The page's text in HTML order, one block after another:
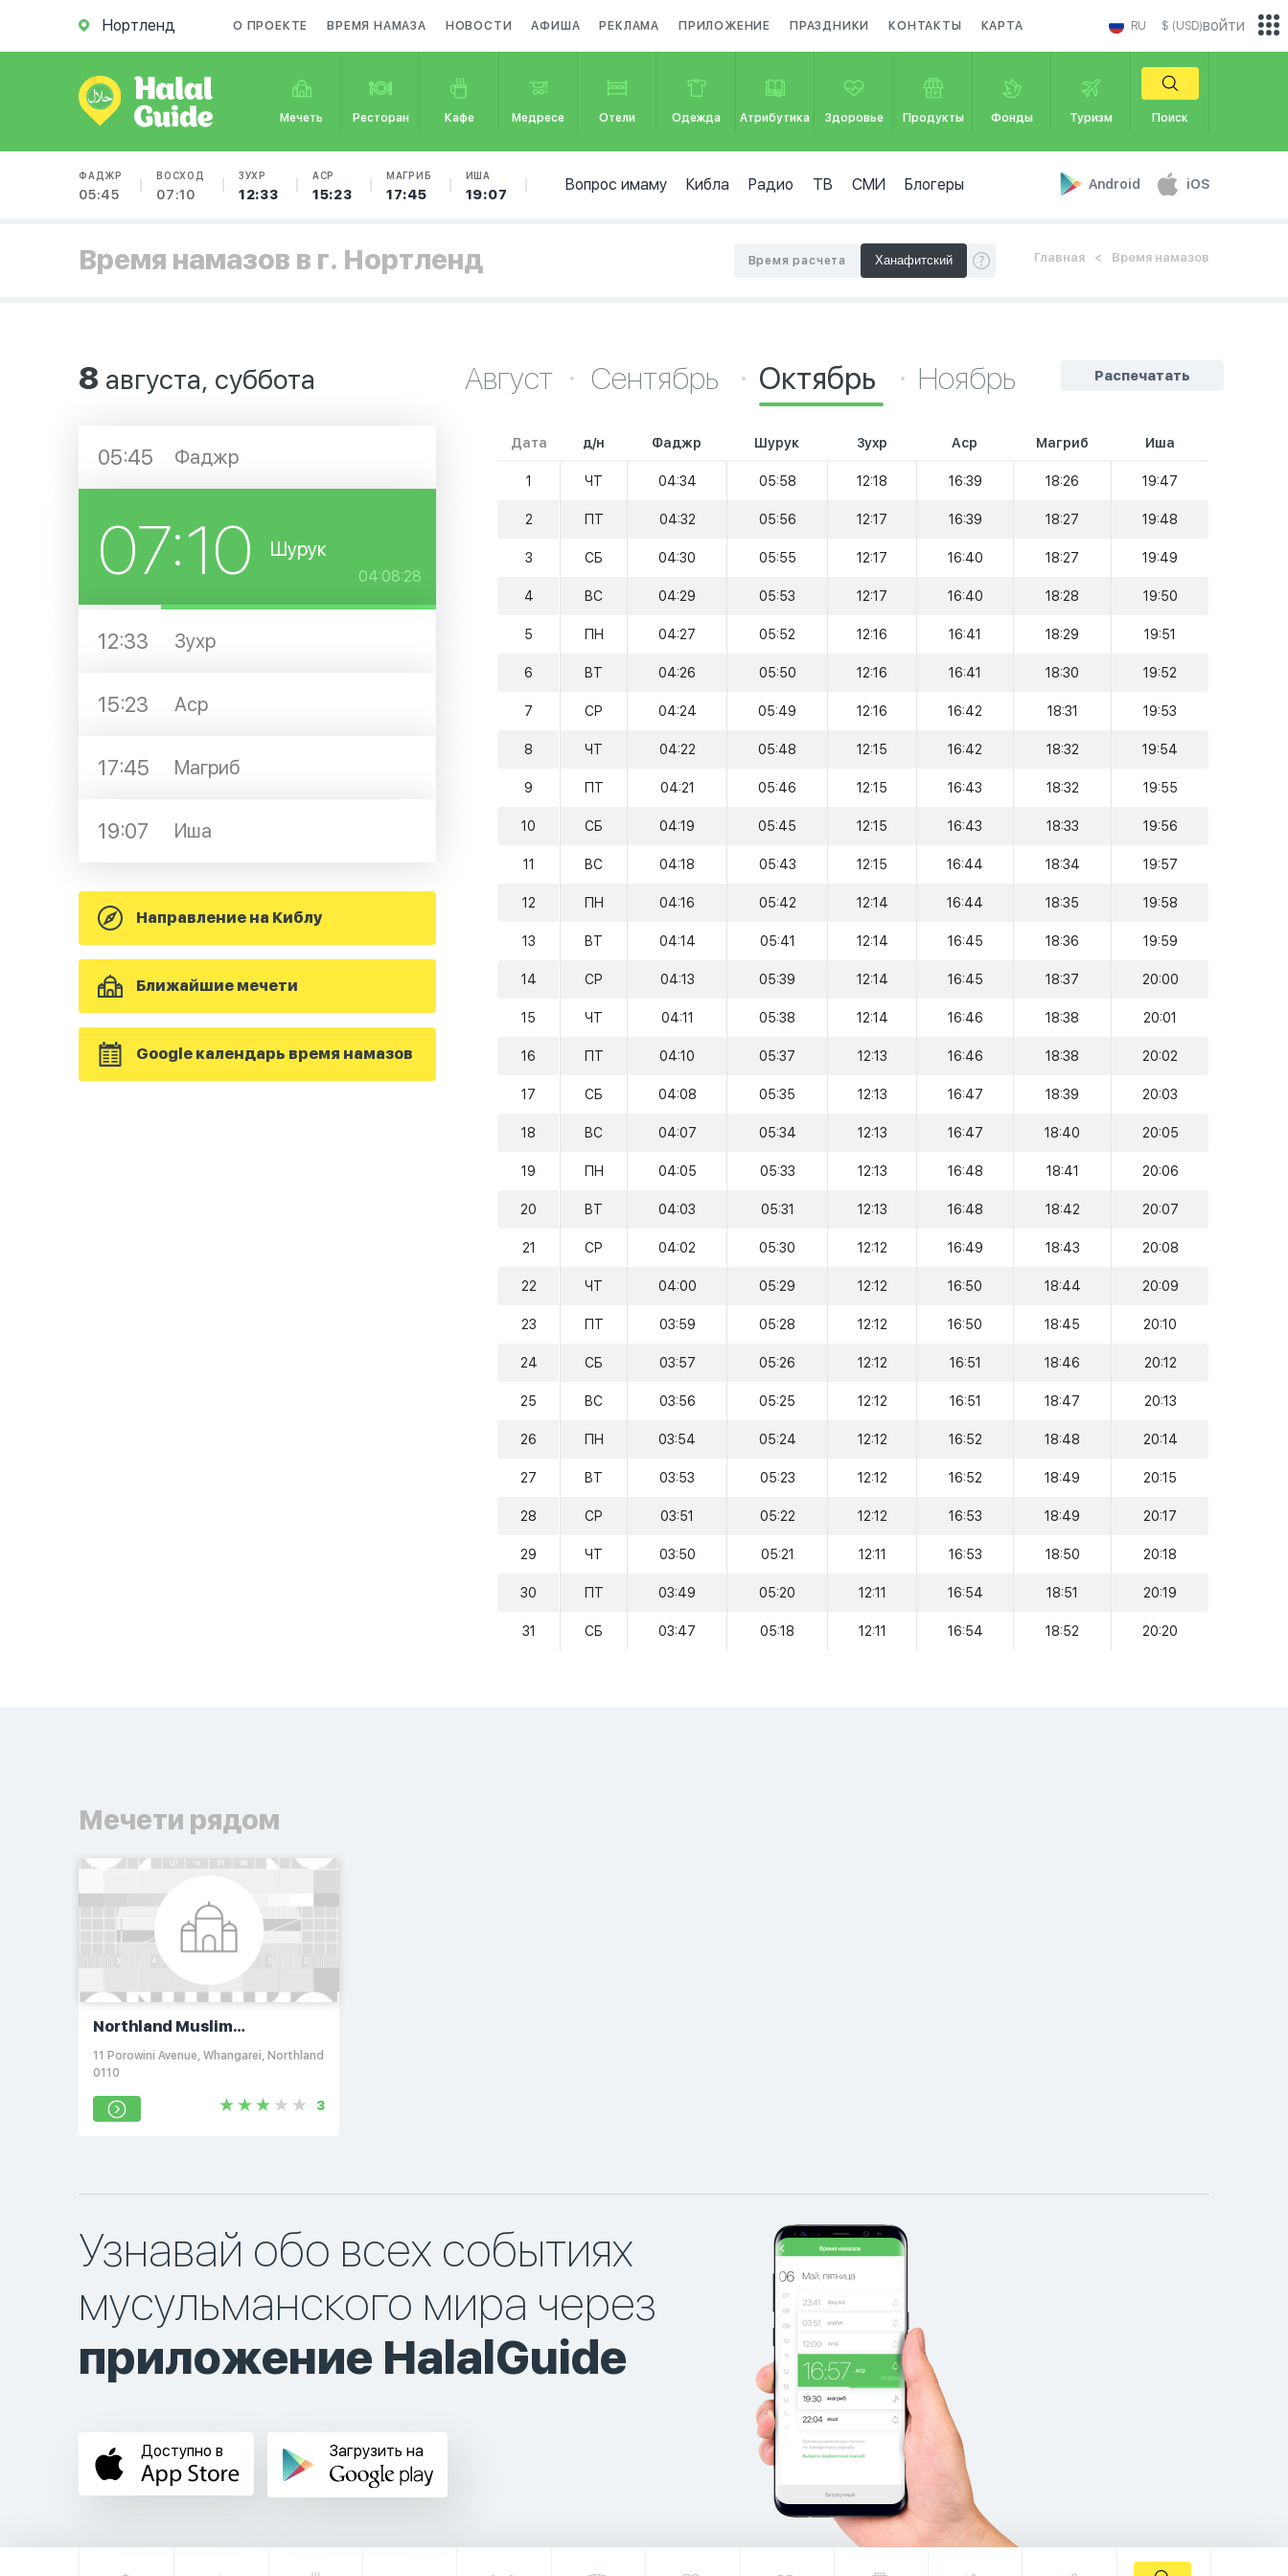
Нортленд О ПРОЕКТЕ ВРЕМЯ НАМАЗА НОВОСТИ АФИША РЕКЛАМА ПРИЛОЖЕНИЕ ПРАЗДНИКИ КОНТАКТЫ КАРТА RU $ (USD)
Мечеть Ресторан Кафе Медресе Отели Одежда Атрибутика Здоровье Продукты Фонды Туризм Поиск
ФАДЖР
05:45
ВОСХОД
07:10
ЗУХР
12:33
АСР
15:23
МАГРИБ
17:45
ИША
19:07
Вопрос имаму Кибла Радио ТВ СМИ Блогеры Android iOS
войти
Время намазов в г. Нортленд Главная Время намазов
Время расчета
8 августа, суббота
05:45 Фаджр
07:10 Шурук
04:08:27
12:33 Зухр
15:23 Аср
17:45 Магриб
19:07 Иша
Направление на Киблу
Ближайшие мечети
Google календарь время намазов
Распечатать
Август Сентябрь Октябрь Ноябрь
Дата д/н Фаджр Шурук Зухр Аср Магриб Иша
1 ЧТ 04:34 05:58 12:18 16:39 18:26 19:47
2 ПТ 04:32 05:56 12:17 16:39 18:27 19:48
3 СБ 04:30 05:55 12:17 16:40 18:27 19:49
4 ВС 04:29 05:53 12:17 16:40 18:28 19:50
5 ПН 04:27 05:52 12:16 16:41 18:29 19:51
6 ВТ 04:26 05:50 12:16 16:41 18:30 19:52
7 СР 04:24 05:49 12:16 16:42 18:31 19:53
8 ЧТ 04:22 05:48 12:15 16:42 18:32 19:54
9 ПТ 04:21 05:46 12:15 16:43 18:32 19:55
10 СБ 04:19 05:45 12:15 16:43 18:33 19:56
11 ВС 04:18 05:43 12:15 16:44 18:34 19:57
12 ПН 04:16 05:42 12:14 16:44 18:35 19:58
13 ВТ 04:14 05:41 12:14 16:45 18:36 19:59
14 СР 04:13 05:39 12:14 16:45 18:37 20:00
15 ЧТ 04:11 05:38 12:14 16:46 18:38 20:01
16 ПТ 04:10 05:37 12:13 16:46 18:38 20:02
17 СБ 04:08 05:35 12:13 16:47 18:39 20:03
18 ВС 04:07 05:34 12:13 16:47 18:40 20:05
19 ПН 04:05 05:33 12:13 16:48 18:41 20:06
20 ВТ 04:03 05:31 12:13 16:48 18:42 20:07
21 СР 04:02 05:30 12:12 16:49 18:43 20:08
22 ЧТ 04:00 05:29 12:12 16:50 18:44 20:09
23 ПТ 03:59 05:28 12:12 16:50 18:45 20:10
24 СБ 03:57 05:26 12:12 16:51 18:46 20:12
25 ВС 03:56 05:25 12:12 16:51 18:47 20:13
26 ПН 03:54 05:24 12:12 16:52 18:48 20:14
27 ВТ 03:53 05:23 12:12 16:52 18:49 20:15
28 СР 03:51 05:22 12:12 16:53 18:49 20:17
29 ЧТ 03:50 05:21 12:11 16:53 18:50 20:18
30 ПТ 03:49 05:20 12:11 16:54 18:51 20:19
31 СБ 03:47 05:18 12:11 16:54 18:52 20:20
Мечети рядом
Northland Muslim
Community
11 Porowini Avenue, Whangarei, Northland
0110
3
Узнавай обо всех событиях
мусульманского мира через
приложение HalalGuide
Доступно в Загрузить на